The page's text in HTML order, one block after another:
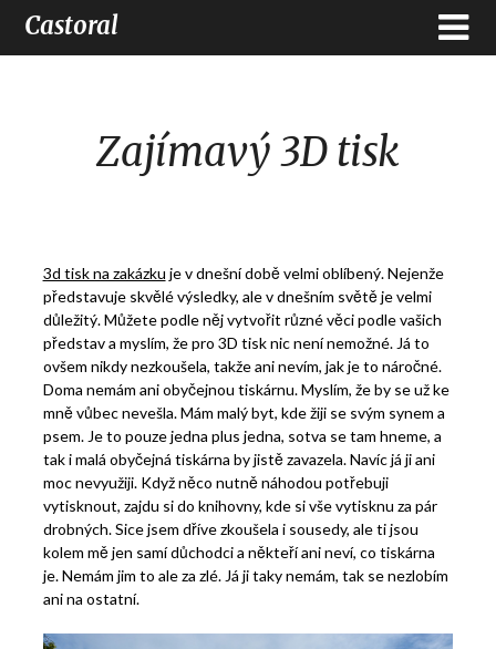
Castoral
Zajímavý 3D tisk
3d tisk na zakázku je v dnešní době velmi oblíbený. Nejenže
představuje skvělé výsledky, ale v dnešním světě je velmi
důležitý. Můžete podle něj vytvořit různé věci podle vašich
představ a myslím, že pro 3D tisk nic není nemožné. Já to
ovšem nikdy nezkoušela, takže ani nevím, jak je to náročné.
Doma nemám ani obyčejnou tiskárnu. Myslím, že by se už ke
mně vůbec nevešla. Mám malý byt, kde žiji se svým synem a
psem. Je to pouze jedna plus jedna, sotva se tam hneme, a
tak i malá obyčejná tiskárna by jistě zavazela. Navíc já ji ani
moc nevyužiji. Když něco nutně náhodou potřebuji
vytisknout, zajdu si do knihovny, kde si vše vytisknu za pár
drobných. Sice jsem dříve zkoušela i sousedy, ale ti jsou
kolem mě jen samí důchodci a někteří ani neví, co tiskárna
je. Nemám jim to ale za zlé. Já ji taky nemám, tak se nezlobím
ani na ostatní.